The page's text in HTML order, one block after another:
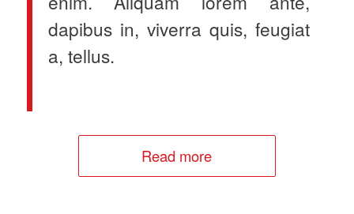
dapibus in, viverra quis, feugiat
a, tellus.
Read more